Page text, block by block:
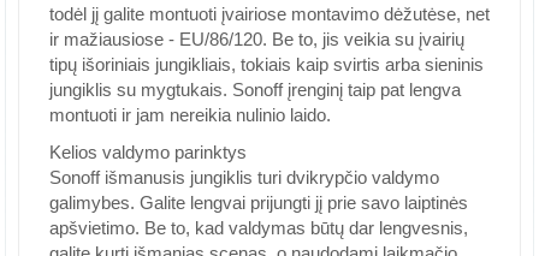
todėl jį galite montuoti įvairiose montavimo dėžutėse, net
ir mažiausiose - EU/86/120. Be to, jis veikia su įvairių
tipų išoriniais jungikliais, tokiais kaip svirtis arba sieninis
jungiklis su mygtukais. Sonoff įrenginį taip pat lengva
montuoti ir jam nereikia nulinio laido.
Kelios valdymo parinktys
Sonoff išmanusis jungiklis turi dvikrypčio valdymo
galimybes. Galite lengvai prijungti jį prie savo laiptinės
apšvietimo. Be to, kad valdymas būtų dar lengvesnis,